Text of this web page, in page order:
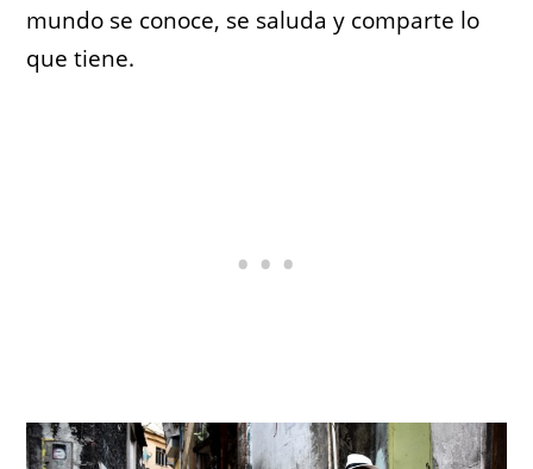
mundo se conoce, se saluda y comparte lo
que tiene.